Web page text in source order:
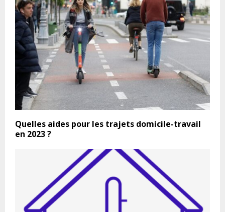
Quelles aides pour les trajets domicile-travail
en 2023 ?